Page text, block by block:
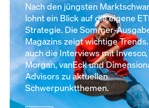
Nach den jüngsten
lohnt ein Blick auf die eigene
Strategie. Die Sommer-
Magazins zeigt wichtige
auch die Interviews mit Invesco,
Morgan, vanEck und
Advisors zu aktuellen
Schwerpunktthemen.